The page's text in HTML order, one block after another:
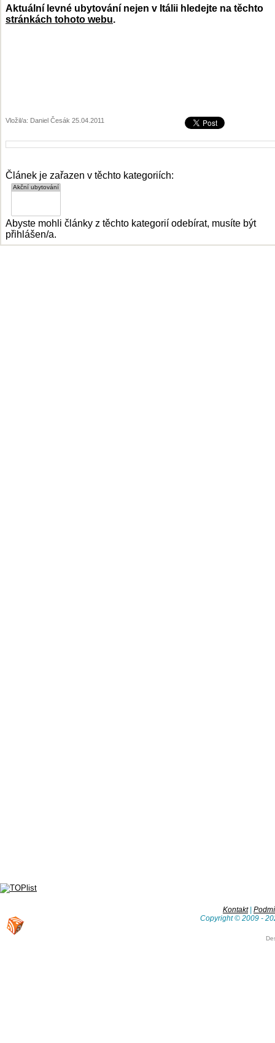
Aktuální levné ubytování nejen v Itálii hledejte na těchto
stránkách tohoto webu.
Vložil/a: Daniel Česák 25.04.2011
Článek je zařazen v těchto kategoriích:
Abyste mohli články z těchto kategorií odebírat, musíte být
přihlášen/a.
Kontakt|
Copyright © 2009 -